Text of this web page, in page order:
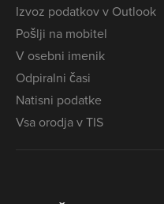
Izvoz podatkov v Outlook
Pošlji na mobitel
V osebni imenik
Odpiralni časi
Natisni podatke
Vsa orodja v TIS